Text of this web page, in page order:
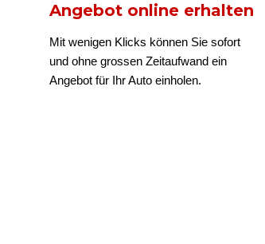
Angebot online erhalten
Mit wenigen Klicks können Sie sofort
und ohne grossen Zeitaufwand ein
Angebot für Ihr Auto einholen.